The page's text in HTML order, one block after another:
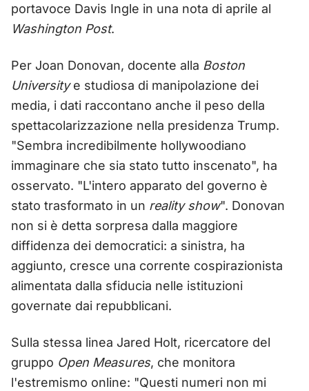
portavoce Davis Ingle in una nota di aprile al
Washington Post.
Per Joan Donovan, docente alla Boston
Universitye studiosa di manipolazione dei
media, i dati raccontano anche il peso della
spettacolarizzazione nella presidenza Trump.
"Sembra incredibilmente hollywoodiano
immaginare che sia stato tutto inscenato", ha
osservato. "L'intero apparato del governo è
stato trasformato in un reality show". Donovan
non si è detta sorpresa dalla maggiore
diffidenza dei democratici: a sinistra, ha
aggiunto, cresce una corrente cospirazionista
alimentata dalla sfiducia nelle istituzioni
governate dai repubblicani.
Sulla stessa linea Jared Holt, ricercatore del
gruppo Open Measures, che monitora
l'estremismo online: "Questi numeri non mi